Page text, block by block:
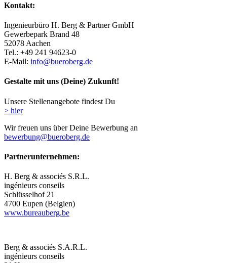
Kontakt:
Ingenieurbüro H. Berg & Partner GmbH
Gewerbepark Brand 48
52078 Aachen
Tel.: +49 241 94623-0
E-Mail: info@bueroberg.de
Gestalte mit uns (Deine) Zukunft!
Unsere Stellenangebote findest Du
> hier
Wir freuen uns über Deine Bewerbung an
bewerbung@bueroberg.de
Partnerunternehmen:
H. Berg & associés S.R.L.
ingénieurs conseils
Schlüsselhof 21
4700 Eupen (Belgien)
www.bureauberg.be
Berg & associés S.A.R.L.
ingénieurs conseils